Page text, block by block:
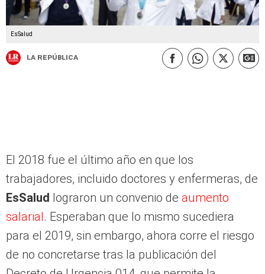
EsSalud
La República
El 2018 fue el último año en que los
trabajadores, incluido doctores y enfermeras, de
EsSalud lograron un convenio de aumento
salarial. Esperaban que lo mismo sucediera
para el 2019, sin embargo, ahora corre el riesgo
de no concretarse tras la publicación del